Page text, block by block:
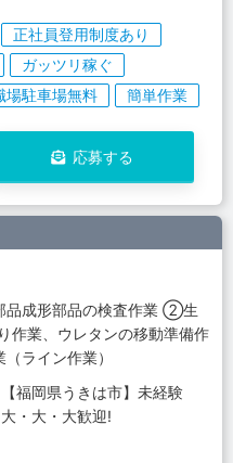
正社員登用制度あり
ガッツリ稼ぐ
場駐車場無料 簡単作業
応募する
品成形部品の検査作業 ②生
作業、ウレタンの移動準備作
ライン作業）
【福岡県うきは市】未経験
大・大・大歓迎!